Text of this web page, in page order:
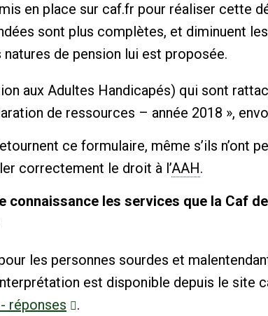
en place sur caf.fr pour réaliser cette
sont plus complètes, et diminuent
de pension lui est proposée.
aux Adultes Handicapés) qui sont
de ressources – année 2018 »,
ce formulaire, même s’ils n’ont
correctement le droit à l’AAH.
connaissance les services que la Caf
les personnes sourdes et
est disponible depuis le site
réponses .